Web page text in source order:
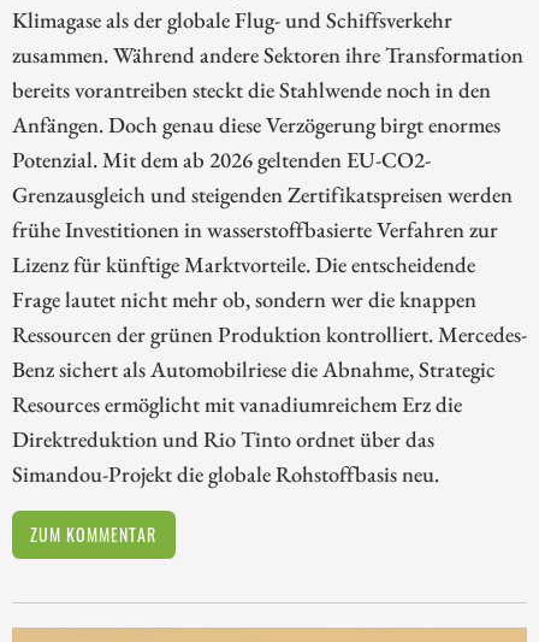
Klimagase als der globale Flug- und Schiffsverkehr
zusammen. Während andere Sektoren ihre Transformation
bereits vorantreiben steckt die Stahlwende noch in den
Anfängen. Doch genau diese Verzögerung birgt enormes
Potenzial. Mit dem ab 2026 geltenden EU-CO2-
Grenzausgleich und steigenden Zertifikatspreisen werden
frühe Investitionen in wasserstoffbasierte Verfahren zur
Lizenz für künftige Marktvorteile. Die entscheidende
Frage lautet nicht mehr ob, sondern wer die knappen
Ressourcen der grünen Produktion kontrolliert. Mercedes-
Benz sichert als Automobilriese die Abnahme, Strategic
Resources ermöglicht mit vanadiumreichem Erz die
Direktreduktion und Rio Tinto ordnet über das
Simandou-Projekt die globale Rohstoffbasis neu.
ZUM KOMMENTAR